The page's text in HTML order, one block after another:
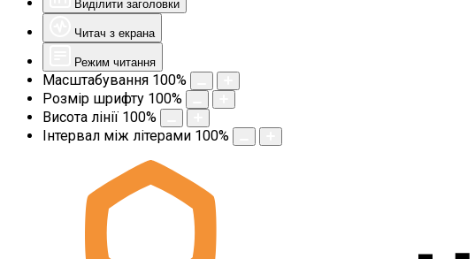
Виділити заголовки
Читач з екрана
Режим читання
Масштабування 100%
Розмір шрифту 100%
Висота лінії 100%
Інтервал між літерами 100%